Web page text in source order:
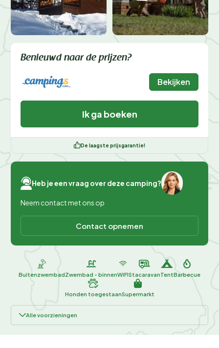
Benieuwd naar de prijzen?
Bekijken
Ik ga boeken
De laagste prijsgarantie!
Heb je een vraag over deze camping?
Neem contact met ons op
Contact opnemen
BuitenzwembadZwembad - binnenWIFIStacaravanTentBarbecue
Honden toegestaanSupermarkt
Alle voorzieningen